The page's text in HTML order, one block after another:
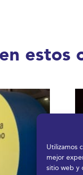
Utilizamos
mejor
sitio web y
estos